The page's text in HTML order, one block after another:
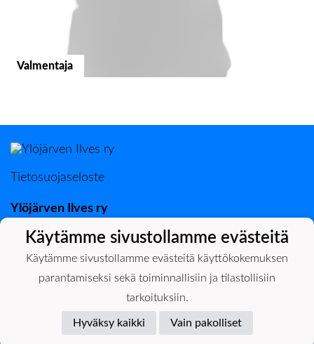
Valmentaja
Tietosuojaseloste
Ylöjärven Ilves ry
Kuruntie 26, 33480 Ylöjärvi
Powered by
Käytämme sivustollamme evästeitä
Käytämme sivustollamme evästeitä käyttökokemuksen
parantamiseksi sekä toiminnallisiin ja tilastollisiin
tarkoituksiin.
Hyväksy kaikki Vain pakolliset